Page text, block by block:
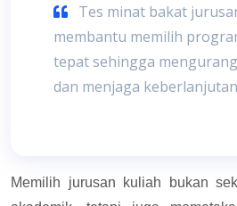
Tes minat bakat
membantu memilih
tepat sehingga
dan menjaga
Memilih jurusan kuliah bukan